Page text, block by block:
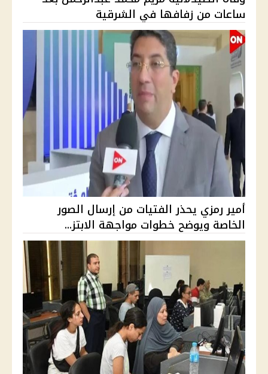
ساعات من زفافها في الشرقية
أمير رمزي يحذر الفتيات من إرسال الصور
الخاصة ويوضح خطوات مواجهة الابتز...